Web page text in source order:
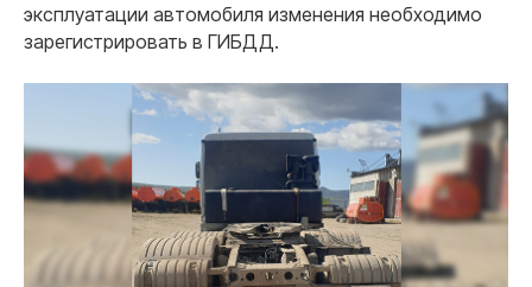
эксплуатации автомобиля изменения необходимо
зарегистрировать в ГИБДД.